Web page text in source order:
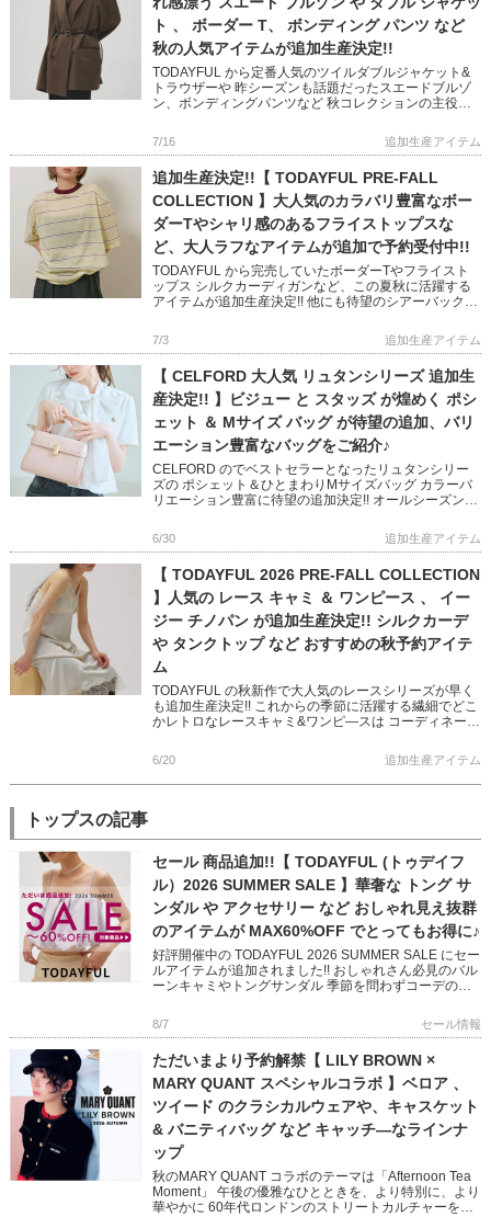
ト 、 ボーダー T、 ボンディング パンツ など
秋の人気アイテムが追加生産決定!!
TODAYFUL から定番人気のツイルダブルジャケット&
トラウザーや 昨シーズンも話題だったスエードブルゾ
ン、ボンディングパンツなど 秋コレクションの主役ア
活躍 […]
7/16 追加生産アイテム
追加生産決定!!【 TODAYFUL PRE-FALL
COLLECTION 】大人気のカラバリ豊富なボー
ダーTやシャリ感のあるフライストップスな
ど、大人ラフなアイテムが追加で予約受付中!!
TODAYFUL から完売していたボーダーTやフライスト
ップス シルクカーディガンなど、この夏秋に活躍する
アイテムが追加生産決定!! 他にも待望のシアーバックパ
トップも予 […]
7/3 追加生産アイテム
【 CELFORD 大人気 リュタンシリーズ 追加生
産決定!! 】ビジュー と スタッズ が煌めく ポシ
ェット ＆ Mサイズ バッグ が待望の追加、バリ
エーション豊富なバッグをご紹介♪
CELFORD のでベストセラーとなったリュタンシリー
ズの ポシェット＆ひとまわりMサイズバッグ カラーバ
リエーション豊富に待望の追加決定!! オールシーズン、
マルチケ […]
6/30 追加生産アイテム
【 TODAYFUL 2026 PRE-FALL COLLECTION
】人気の レース キャミ ＆ ワンピース 、 イー
ジー チノパン が追加生産決定!! シルクカーデ
や タンクトップ など おすすめの秋予約アイテ
ム
TODAYFUL の秋新作で大人気のレースシリーズが早く
も追加生産決定!! これからの季節に活躍する繊細でどこ
かレトロなレースキャミ&ワンピ―スは コーディネート
[…]
6/20 追加生産アイテム
トップスの記事
セール 商品追加!!【 TODAYFUL (トゥデイフ
ル）2026 SUMMER SALE 】華奢な トング サ
ンダル や アクセサリー など おしゃれ見え抜群
のアイテムが MAX60%OFF でとってもお得に♪
好評開催中の TODAYFUL 2026 SUMMER SALE にセー
ルアイテムが追加されました!! おしゃれさん必見のバル
ーンキャミやトングサンダル 季節を問わずコーデのア
8/7 セール情報
ただいまより予約解禁【 LILY BROWN ×
MARY QUANT スペシャルコラボ 】ベロア 、
ツイード のクラシカルウェアや、キャスケット
& バニティバッグ など キャッチ―なラインナ
ップ
秋のMARY QUANT コラボのテーマは「Afternoon Tea
Moment」 午後の優雅なひとときを、より特別に、より
華やかに 60年代ロンドンのストリートカルチャーを象